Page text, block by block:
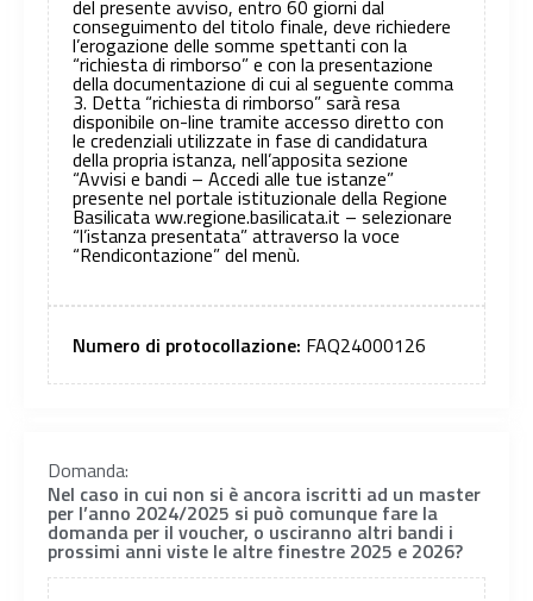
del presente avviso, entro 60 giorni dal
conseguimento del titolo finale, deve richiedere
l’erogazione delle somme spettanti con la
“richiesta di rimborso” e con la presentazione
della documentazione di cui al seguente comma
3. Detta “richiesta di rimborso” sarà resa
disponibile on-line tramite accesso diretto con
le credenziali utilizzate in fase di candidatura
della propria istanza, nell’apposita sezione
“Avvisi e bandi – Accedi alle tue istanze”
presente nel portale istituzionale della Regione
Basilicata ww.regione.basilicata.it – selezionare
“l’istanza presentata” attraverso la voce
“Rendicontazione” del menù.
Numero di protocollazione: FAQ24000126
Domanda:
Nel caso in cui non si è ancora iscritti ad un master
per l’anno 2024/2025 si può comunque fare la
domanda per il voucher, o usciranno altri bandi i
prossimi anni viste le altre finestre 2025 e 2026?